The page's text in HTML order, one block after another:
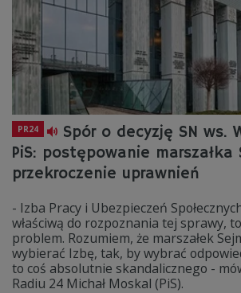
PR24
Spór o decyzję SN ws.
PiS: postępowanie marszałka
przekroczenie uprawnień
- Izba Pracy i Ubezpieczeń
właściwą do rozpoznania tej sprawy,
problem. Rozumiem, że marszałek
wybierać Izbę, tak, by wybrać
to coś absolutnie skandalicznego -
Radiu 24 Michał Moskal (PiS).